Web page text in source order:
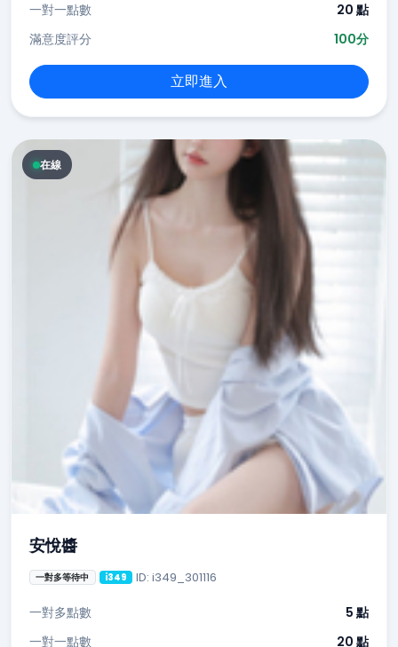
一對一點數
20 點
滿意度評分
100分
立即進入
在線
安悅醬
一對多等待中 i349 ID: i349_301116
一對多點數
5 點
一對一點數
20 點